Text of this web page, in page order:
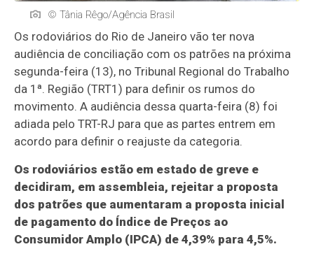
© Tânia Rêgo/Agência Brasil
Os rodoviários do Rio de Janeiro vão ter nova
audiência de conciliação com os patrões na próxima
segunda-feira (13), no Tribunal Regional do Trabalho
da 1ª. Região (TRT1) para definir os rumos do
movimento. A audiência dessa quarta-feira (8) foi
adiada pelo TRT-RJ para que as partes entrem em
acordo para definir o reajuste da categoria.
Os rodoviários estão em estado de greve e
decidiram, em assembleia, rejeitar a proposta
dos patrões que aumentaram a proposta inicial
de pagamento do Índice de Preços ao
Consumidor Amplo (IPCA) de 4,39% para 4,5%.